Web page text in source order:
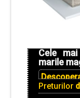
Cele
marile
Preturilor